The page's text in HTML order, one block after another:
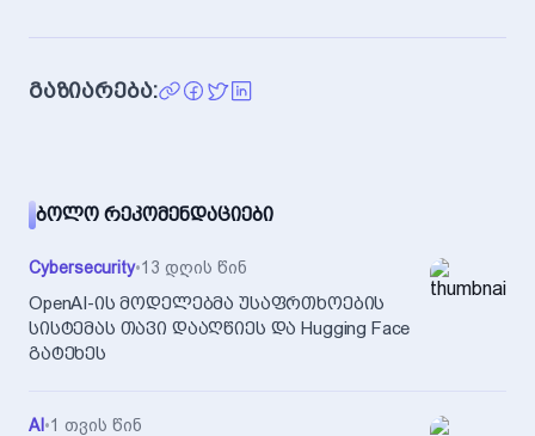
გაზიარება:
ᲑᲝᲚᲝ ᲠᲔᲙᲝᲛᲔᲜᲓᲐᲪᲘᲔᲑᲘ
Cybersecurity•13 დღის წინ
OpenAI-ის მოდელებმა უსაფრთხოების
სისტემას თავი დააღწიეს და Hugging Face
გატეხეს
AI •1 თვის წინ